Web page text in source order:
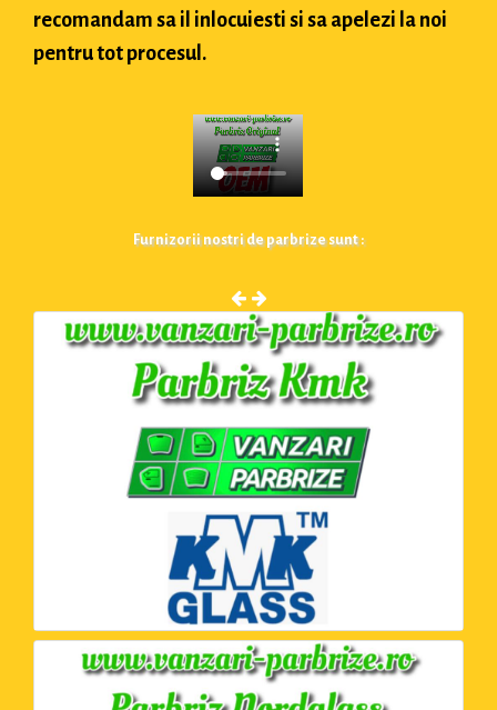
recomandam sa il inlocuiesti si sa apelezi la noi
pentru tot procesul.
Furnizorii nostri de parbrize sunt :